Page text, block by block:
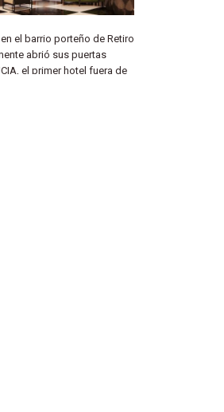
el barrio porteño de Retiro
abrió sus puertas
el primer hotel fuera de